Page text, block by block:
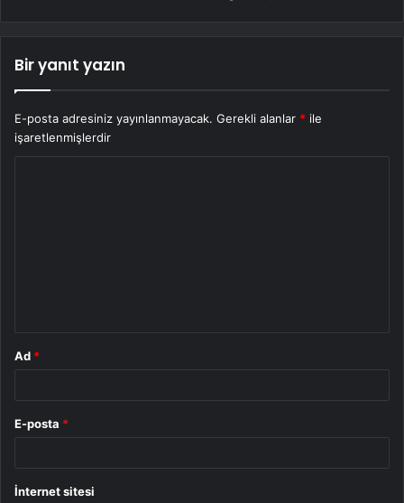
Bir yanıt yazın
E-posta adresiniz yayınlanmayacak. Gerekli alanlar * ile
işaretlenmişlerdir
Ad *
E-posta *
İnternet sitesi